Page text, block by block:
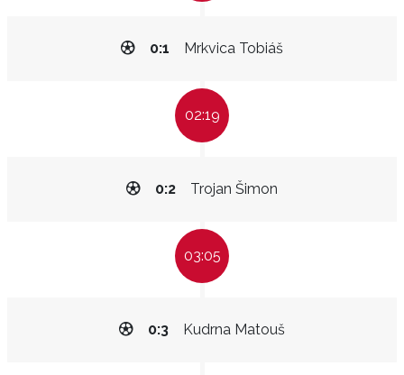
Mrkvica Tobiáš
0:1
02:19
Trojan Šimon
0:2
03:05
Kudrna Matouš
0:3